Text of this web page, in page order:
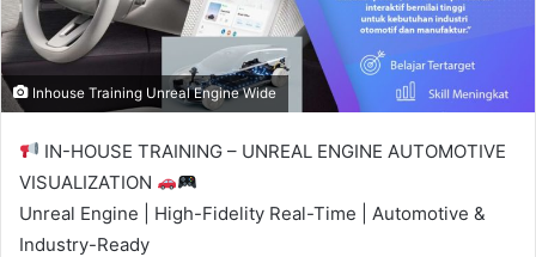
Inhouse Training Unreal Engine Wide
IN-HOUSE TRAINING – UNREAL ENGINE AUTOMOTIVE
VISUALIZATION
Unreal Engine | High-Fidelity Real-Time | Automotive &
Industry-Ready